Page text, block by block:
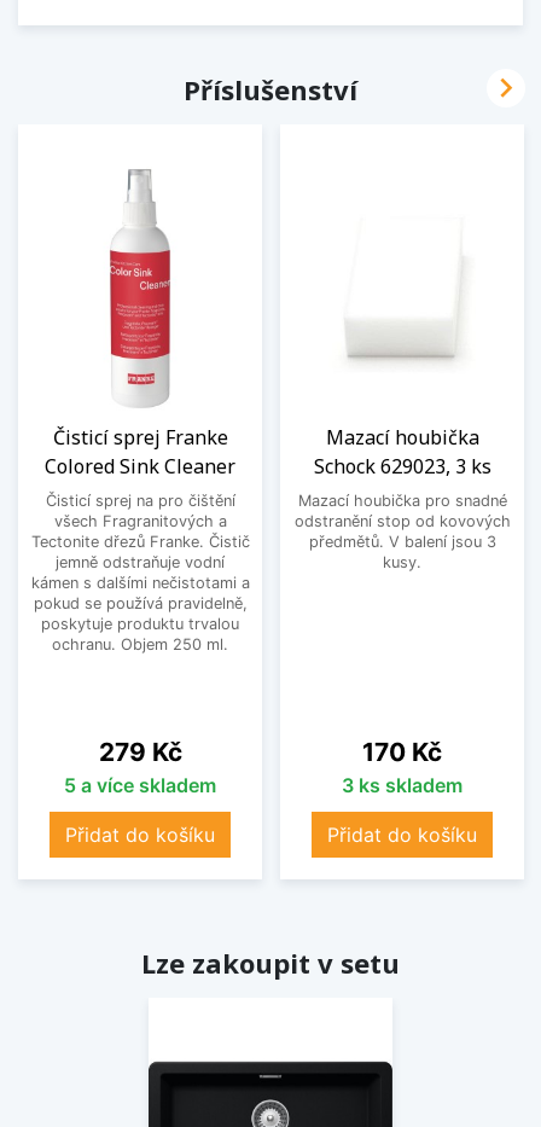
Příslušenství
Čisticí sprej Franke
Colored Sink Cleaner
Čisticí sprej na pro čištění
všech Fragranitových a
Tectonite dřezů Franke. Čistič
jemně odstraňuje vodní
kámen s dalšími nečistotami a
pokud se používá pravidelně,
poskytuje produktu trvalou
ochranu. Objem 250 ml.
Cena
279 Kč
5 a více skladem
Přidat do košíku
Mazací houbička
Schock 629023, 3 ks
Mazací houbička pro snadné
odstranění stop od kovových
předmětů. V balení jsou 3
kusy.
Cena
170 Kč
3 ks skladem
Přidat do košíku

Lze zakoupit v setu